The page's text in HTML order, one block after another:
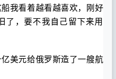
我看着越看越喜欢，刚好
了，要不我自己留下来用
美元给俄罗斯造了一艘航